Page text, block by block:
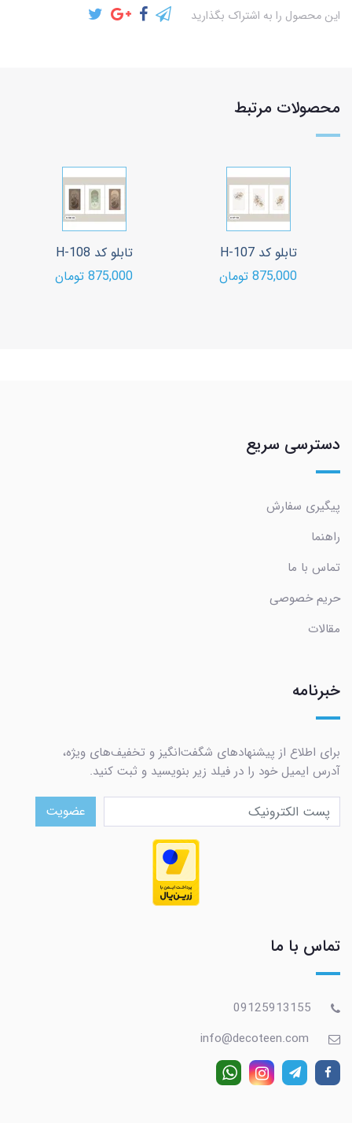
این محصول را به اشتراک بگذارید
محصولات مرتبط
تابلو کد H-107
875,000 تومان
تابلو کد H-108
875,000 تومان
دسترسی سریع
پیگیری سفارش
راهنما
تماس با ما
حریم خصوصی
مقالات
خبرنامه
برای اطلاع از پیشنهادهای شگفت‌انگیز و تخفیف‌های ویژه،
آدرس ایمیل خود را در فیلد زیر بنویسید و ثبت کنید.
عضویت
تماس با ما